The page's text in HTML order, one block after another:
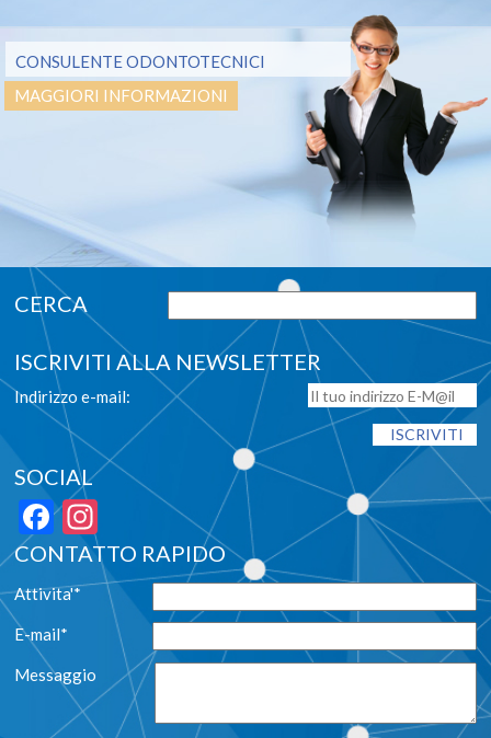
CONSULENTE ODONTOTECNICI
MAGGIORI INFORMAZIONI
ISCRIVITI ALLA NEWSLETTER
Indirizzo e-mail:
SOCIAL
Facebook
Instagram
CONTATTO RAPIDO
Attivita'*
E-mail*
Messaggio